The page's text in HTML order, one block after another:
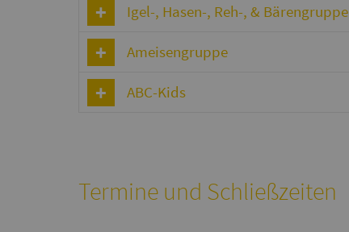
Igel-, Hasen-, Reh-, & Bärengruppe
Ameisengruppe
ABC-Kids
Termine und Schließzeiten